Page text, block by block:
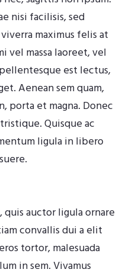
nisi facilisis, sed
maximus felis at
vel massa laoreet, vel
est lectus,
Aenean sem quam,
porta et magna. Donec
Quisque ac
ligula in libero
auctor ligula ornare
convallis dui a elit
tortor, malesuada
in sem. Vivamus